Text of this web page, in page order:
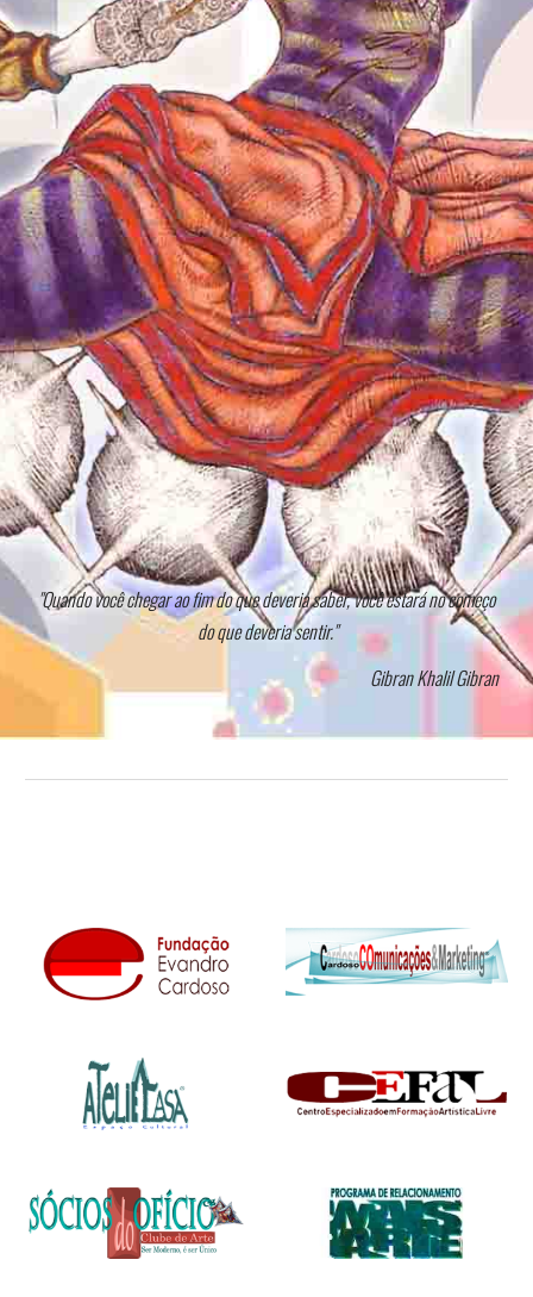
"Quando você chegar ao fim do que deveria saber, você estará no começo
do que deveria sentir."
Gibran Khalil Gibran